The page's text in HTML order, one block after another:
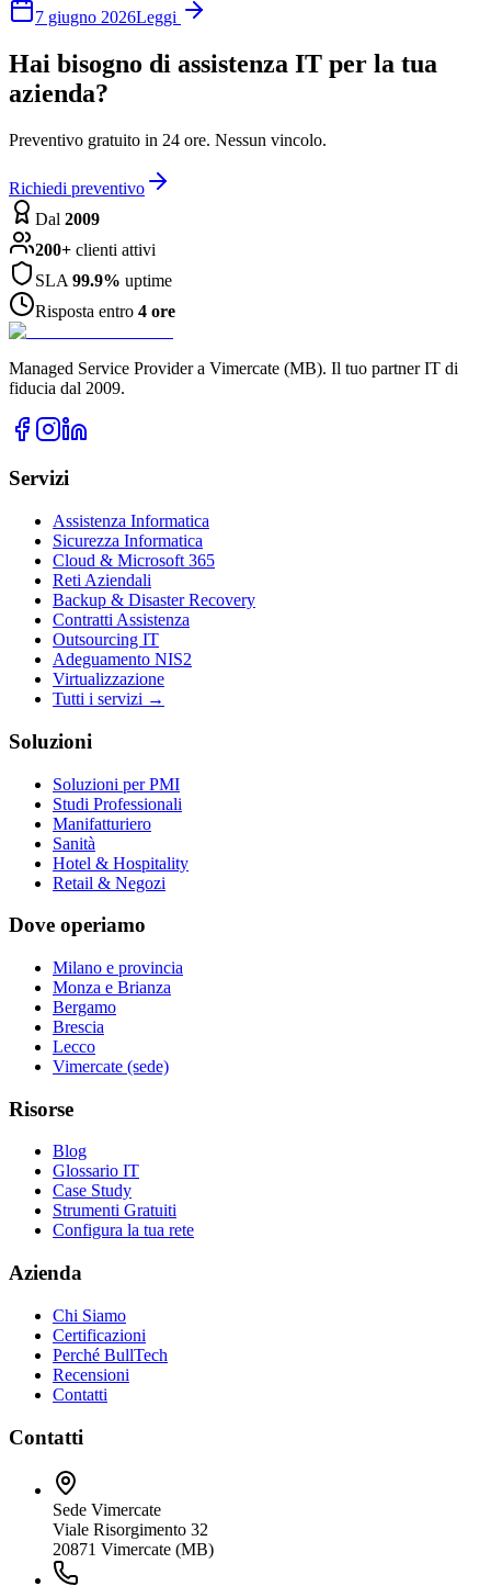
7 giugno 2026Leggi
Hai bisogno di assistenza IT per la tua
azienda?
Preventivo gratuito in 24 ore. Nessun vincolo.
Richiedi preventivo
Dal 2009
200+ clienti attivi
SLA 99.9% uptime
Risposta entro 4 ore
Managed Service Provider a Vimercate (MB). Il tuo partner IT di
fiducia dal 2009.
Servizi
Assistenza Informatica
Sicurezza Informatica
Cloud & Microsoft 365
Reti Aziendali
Backup & Disaster Recovery
Contratti Assistenza
Outsourcing IT
Adeguamento NIS2
Virtualizzazione
Tutti i servizi →
Soluzioni
Soluzioni per PMI
Studi Professionali
Manifatturiero
Sanità
Hotel & Hospitality
Retail & Negozi
Dove operiamo
Milano e provincia
Monza e Brianza
Bergamo
Brescia
Lecco
Vimercate (sede)
Risorse
Blog
Glossario IT
Case Study
Strumenti Gratuiti
Configura la tua rete
Azienda
Chi Siamo
Certificazioni
Perché BullTech
Recensioni
Contatti
Contatti
Sede Vimercate
Viale Risorgimento 32
20871 Vimercate (MB)